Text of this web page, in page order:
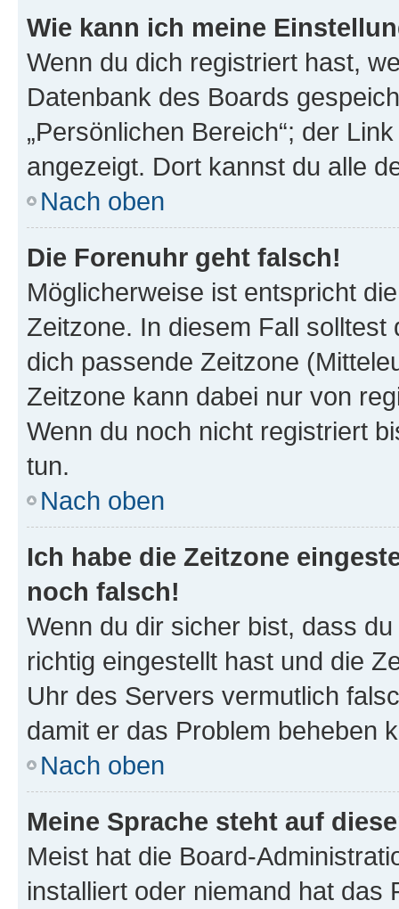
Wie kann ich meine
Wenn du dich registriert hast,
Datenbank des Boards
„Persönlichen Bereich“; der
angezeigt. Dort kannst du alle
Nach oben
Die Forenuhr geht falsch!
Möglicherweise ist entspricht
Zeitzone. In diesem Fall solltest
dich passende Zeitzone
Zeitzone kann dabei nur von
Wenn du noch nicht registriert
tun.
Nach oben
Ich habe die Zeitzone
noch falsch!
Wenn du dir sicher bist, dass
richtig eingestellt hast und die
Uhr des Servers vermutlich
damit er das Problem beheben
Nach oben
Meine Sprache steht auf
Meist hat die Board-
installiert oder niemand hat das